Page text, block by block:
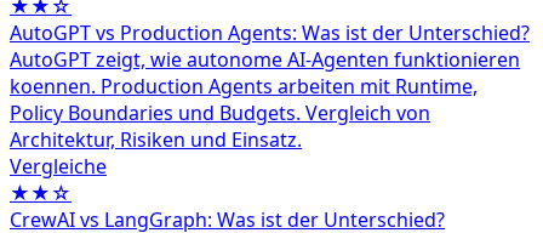
★★☆
AutoGPT vs Production Agents: Was ist der Unterschied?
AutoGPT zeigt, wie autonome AI-Agenten funktionieren
koennen. Production Agents arbeiten mit Runtime,
Policy Boundaries und Budgets. Vergleich von
Architektur, Risiken und Einsatz.
Vergleiche
★★☆
CrewAI vs LangGraph: Was ist der Unterschied?